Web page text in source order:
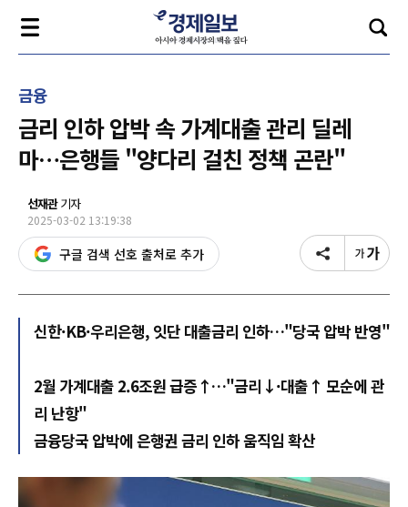
금융
금리 인하 압박 속 가계대출 관리 딜레
마…은행들 "양다리 걸친 정책 곤란"
선재관기자
2025-03-02 13:19:38
구글 검색 선호 출처로 추가
신한·KB·우리은행, 잇단 대출금리 인하…"당국 압박 반영"
2월 가계대출 2.6조원 급증↑…"금리↓·대출↑ 모순에 관
리 난항"
금융당국 압박에 은행권 금리 인하 움직임 확산